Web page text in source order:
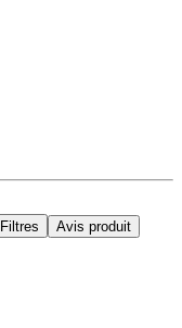
Filtres Avis produit